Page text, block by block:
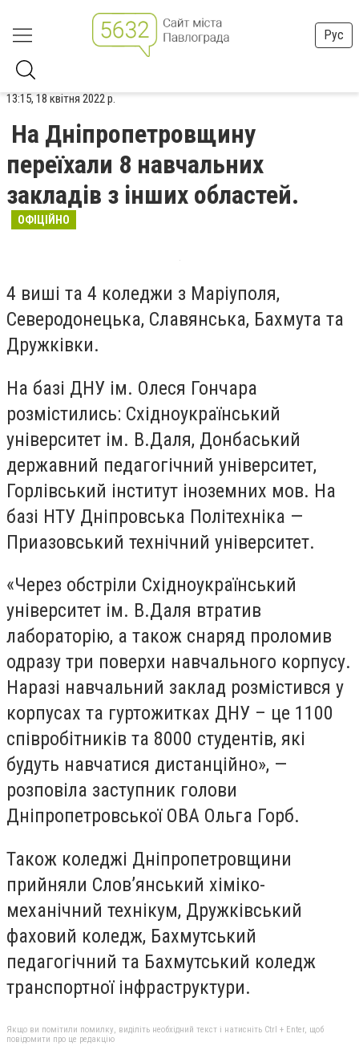
Рус
13:15, 18 квітня 2022 р.
На Дніпропетровщину
переїхали 8 навчальних
закладів з інших областей.
ОФІЦІЙНО
4 виші та 4 коледжи з Маріуполя,
Северодонецька, Славянська, Бахмута та
Дружківки.
На базі ДНУ ім. Олеся Гончара
розмістились: Східноукраїнський
університет ім. В.Даля, Донбаський
державний педагогічний університет,
Горлівський інститут іноземних мов. На
базі НТУ Дніпровська Політехніка —
Приазовський технічний університет.
«Через обстріли Східноукраїнський
університет ім. В.Даля втратив
лабораторію, а також снаряд проломив
одразу три поверхи навчального корпусу.
Наразі навчальний заклад розмістився у
корпусах та гуртожитках ДНУ – це 1100
співробітників та 8000 студентів, які
будуть навчатися дистанційно», —
розповіла заступник голови
Дніпропетровської ОВА Ольга Горб.
Також коледжі Дніпропетровщини
прийняли Слов’янський хіміко-
механічний технікум, Дружківський
фаховий коледж, Бахмутський
педагогічний та Бахмутський коледж
транспортної інфраструктури.
Якщо ви помітили помилку, виділіть необхідний текст і натисніть Ctrl + Enter, щоб
повідомити про це редакцію